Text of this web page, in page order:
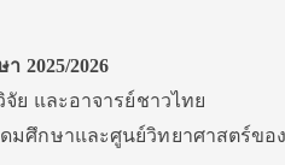
2025/2026
ย และอาจารย์ชาวไทย
มศึกษาและศูนย์วิทยาศาสตร์ขอ